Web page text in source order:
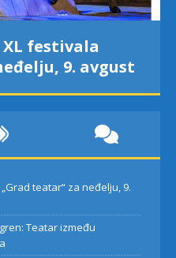
festivala
9. avgust
teatar“ za neđelju, 9.
Teatar između